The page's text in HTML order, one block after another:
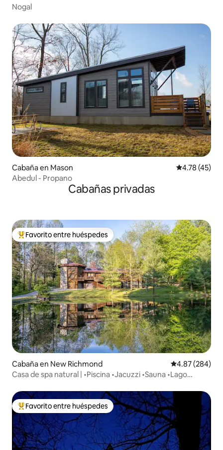
Nogal
Cabaña en Mason Calificación
4.78 (45)
Abedul - Propano
Cabañas privadas
De los mejores en Favorito entre huéspedes
Favorito entre huéspedes
Cabaña en New Richmond Calificación
4.87 (284)
Casa de spa natural | •Piscina •Jacuzzi •Sauna •Lago
De los mejores en Favorito entre huéspedes
Favorito entre huéspedes